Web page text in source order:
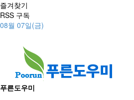
즐겨찾기
RSS 구독
08월 07일(금)
푸른도우미